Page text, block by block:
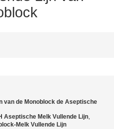
van de Monoblock de Aseptische
Aseptische Melk Vullende Lijn,
Melk Vullende Lijn